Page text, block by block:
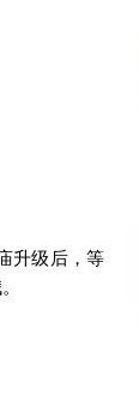
升级后，等